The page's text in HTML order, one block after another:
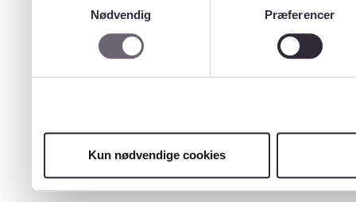
Nødvendig
Præferencer
Kun nødvendige cookies